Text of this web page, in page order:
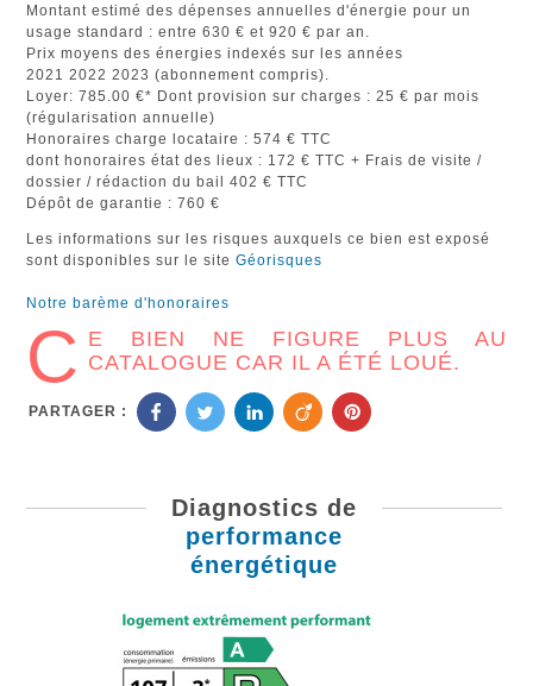
Montant estimé des dépenses annuelles d'énergie pour un
usage standard : entre 630 € et 920 € par an.
Prix moyens des énergies indexés sur les années
2021 2022 2023 (abonnement compris).
Loyer: 785.00 €* Dont provision sur charges : 25 € par mois
(régularisation annuelle)
Honoraires charge locataire : 574 € TTC
dont honoraires état des lieux : 172 € TTC + Frais de visite /
dossier / rédaction du bail 402 € TTC
Dépôt de garantie : 760 €
Les informations sur les risques auxquels ce bien est exposé
sont disponibles sur le siteGéorisques
Notre barème d'honoraires
C E BIEN NE FIGURE PLUS AU
CATALOGUE CAR IL A ÉTÉ LOUÉ.
PARTAGER :
Diagnostics de
performance
énergétique